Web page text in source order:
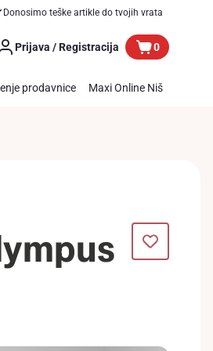
Donosimo teške artikle do tvojih vrata
Prijava / Registracija 0
prodavnice Maxi Online Niš